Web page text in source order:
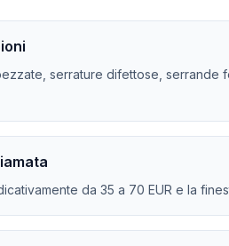
serrature difettose, serrande
da 35 a 70 EUR e la